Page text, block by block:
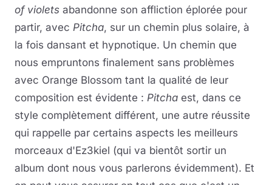
of violets abandonne son affliction éplorée pour
partir, avec Pitcha, sur un chemin plus solaire, à
la fois dansant et hypnotique. Un chemin que
nous empruntons finalement sans problèmes
avec Orange Blossom tant la qualité de leur
composition est évidente : Pitcha est, dans ce
style complètement différent, une autre réussite
qui rappelle par certains aspects les meilleurs
morceaux d'Ez3kiel (qui va bientôt sortir un
album dont nous vous parlerons évidemment). Et